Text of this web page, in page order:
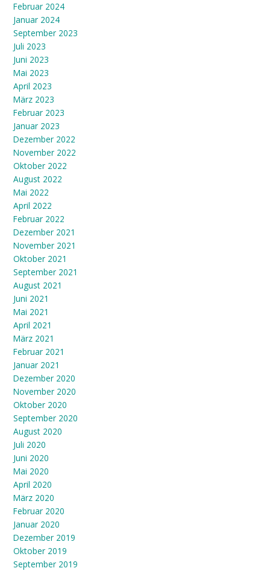
Februar 2024
Januar 2024
September 2023
Juli 2023
Juni 2023
Mai 2023
April 2023
März 2023
Februar 2023
Januar 2023
Dezember 2022
November 2022
Oktober 2022
August 2022
Mai 2022
April 2022
Februar 2022
Dezember 2021
November 2021
Oktober 2021
September 2021
August 2021
Juni 2021
Mai 2021
April 2021
März 2021
Februar 2021
Januar 2021
Dezember 2020
November 2020
Oktober 2020
September 2020
August 2020
Juli 2020
Juni 2020
Mai 2020
April 2020
März 2020
Februar 2020
Januar 2020
Dezember 2019
Oktober 2019
September 2019